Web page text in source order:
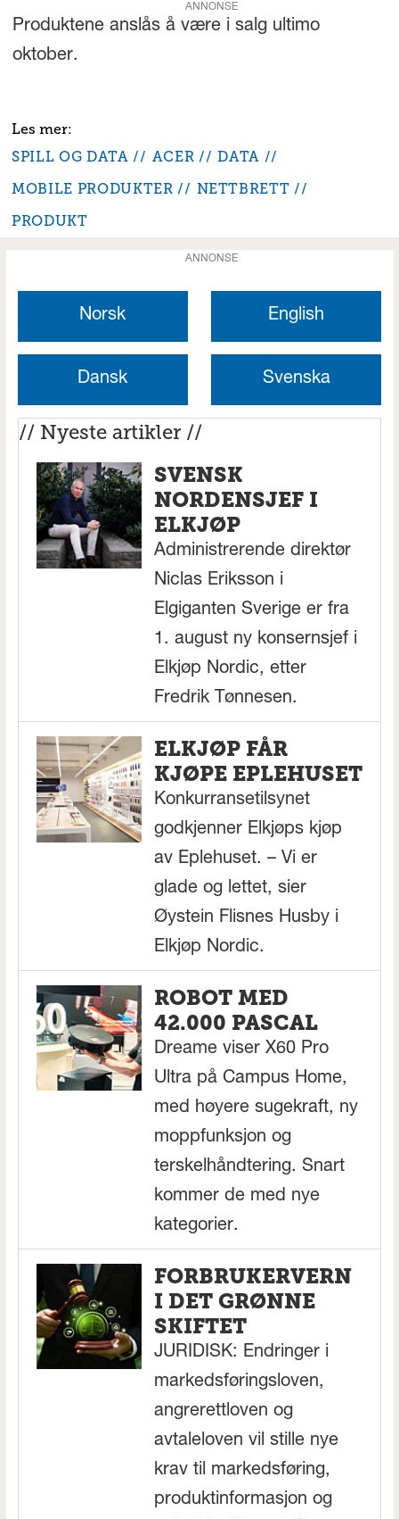
ANNONSE
Produktene anslås å være i salg ultimo
oktober.
SPILL OG DATA ACER
DATA
MOBILE PRODUKTER
NETTBRETT
PRODUKT
ANNONSE
Norsk English
Dansk Svenska
// Nyeste artikler //
SVENSK
NORDENSJEF I
ELKJØP
Administrerende direktør
Niclas Eriksson i
Elgiganten Sverige er fra
1. august ny konsernsjef i
Elkjøp Nordic, etter
Fredrik Tønnesen.
ELKJØP FÅR
KJØPE EPLEHUSET
Konkurransetilsynet
godkjenner Elkjøps kjøp
av Eplehuset. – Vi er
glade og lettet, sier
Øystein Flisnes Husby i
Elkjøp Nordic.
ROBOT MED
42.000 PASCAL
Dreame viser X60 Pro
Ultra på Campus Home,
med høyere sugekraft, ny
moppfunksjon og
terskelhåndtering. Snart
kommer de med nye
kategorier.
FORBRUKERVERN
I DET GRØNNE
SKIFTET
JURIDISK: Endringer i
markedsføringsloven,
angrerettloven og
avtaleloven vil stille nye
krav til markedsføring,
produktinformasjon og